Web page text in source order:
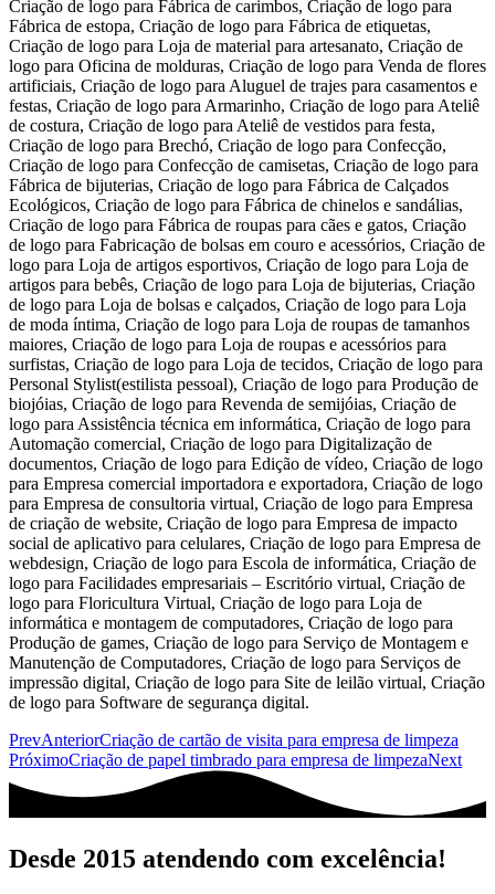
PrevAnteriorCriação de cartão de visita para empresa de limpeza
PróximoCriação de papel timbrado para empresa de limpezaNext
Desde 2015 atendendo com excelência!